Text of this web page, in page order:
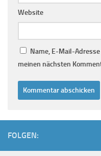
Website
Name, E-Mail-
meinen nächsten
FOLGEN: